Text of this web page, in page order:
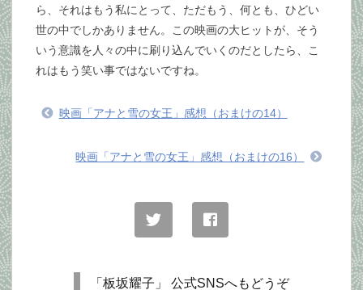
ら、それはもう私にとって、ただもう、何とも、ひどい
世の中でしかありません。この映画の大ヒットが、そう
いう意識を人々の中に刷り込んでいくのだとしたら、こ
れはもう笑い事ではないですね。
映画「アナと雪の女王」感想（おまけの14）
映画「アナと雪の女王」感想（おまけの16）
「板坂耀子」 公式SNSへもどうぞ